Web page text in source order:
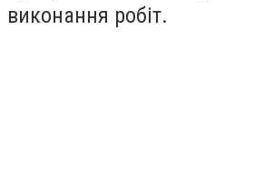
виконання робіт.